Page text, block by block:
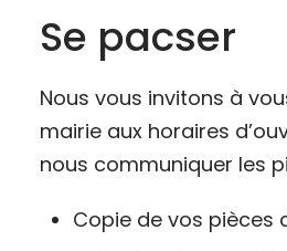
Se pacser
Nous vous invitons à
mairie aux horaires
nous communiquer les
Copie de vos pièces